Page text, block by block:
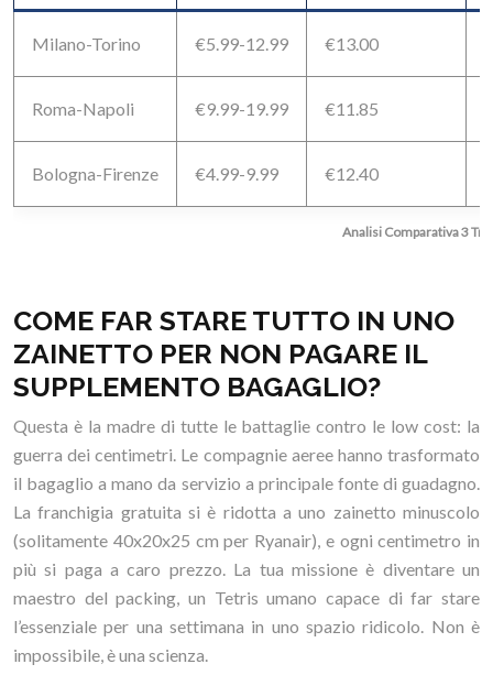
Analisi Comparativa 3
Milano-Torino €5.99-12.99 €13.00
Roma-Napoli €9.99-19.99 €11.85
Bologna-Firenze €4.99-9.99 €12.40
COME FAR STARE TUTTO IN UNO
ZAINETTO PER NON PAGARE IL
SUPPLEMENTO BAGAGLIO?
Questa è la madre di tutte le battaglie contro le low cost: la
guerra dei centimetri. Le compagnie aeree hanno trasformato
il bagaglio a mano da servizio a principale fonte di guadagno.
La franchigia gratuita si è ridotta a uno zainetto minuscolo
(solitamente 40x20x25 cm per Ryanair), e ogni centimetro in
più si paga a caro prezzo. La tua missione è diventare un
maestro del packing, un Tetris umano capace di far stare
l’essenziale per una settimana in uno spazio ridicolo. Non è
impossibile, è una scienza.